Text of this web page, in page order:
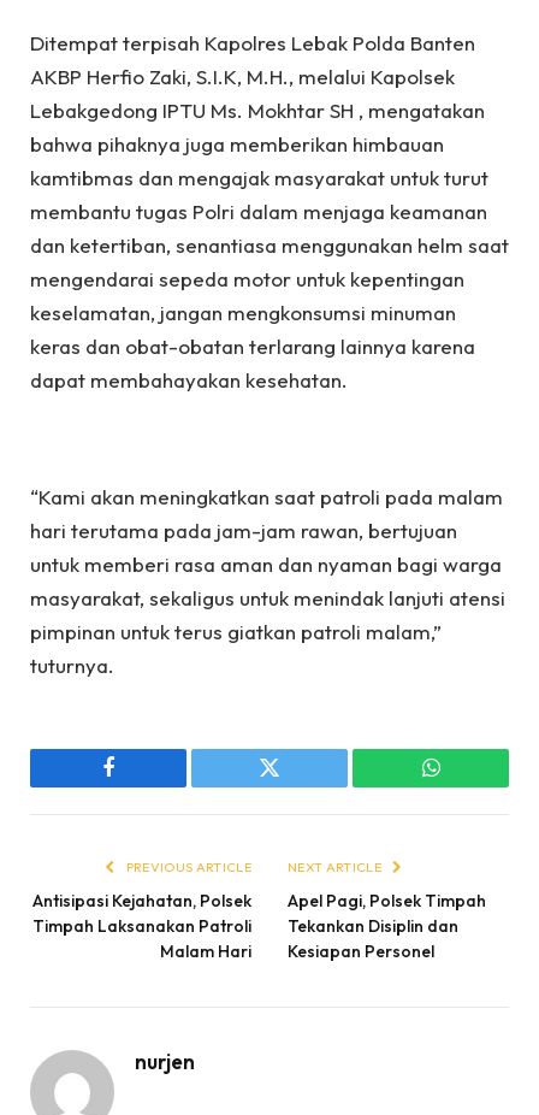
Ditempat terpisah Kapolres Lebak Polda Banten
AKBP Herfio Zaki, S.I.K, M.H., melalui Kapolsek
Lebakgedong IPTU Ms. Mokhtar SH , mengatakan
bahwa pihaknya juga memberikan himbauan
kamtibmas dan mengajak masyarakat untuk turut
membantu tugas Polri dalam menjaga keamanan
dan ketertiban, senantiasa menggunakan helm saat
mengendarai sepeda motor untuk kepentingan
keselamatan, jangan mengkonsumsi minuman
keras dan obat-obatan terlarang lainnya karena
dapat membahayakan kesehatan.
“Kami akan meningkatkan saat patroli pada malam
hari terutama pada jam-jam rawan, bertujuan
untuk memberi rasa aman dan nyaman bagi warga
masyarakat, sekaligus untuk menindak lanjuti atensi
pimpinan untuk terus giatkan patroli malam,”
tuturnya.
Facebook Twitter WhatsApp
PREVIOUS ARTICLE
Antisipasi Kejahatan, Polsek
Timpah Laksanakan Patroli
Malam Hari
NEXT ARTICLE
Apel Pagi, Polsek Timpah
Tekankan Disiplin dan
Kesiapan Personel ‎
nurjen